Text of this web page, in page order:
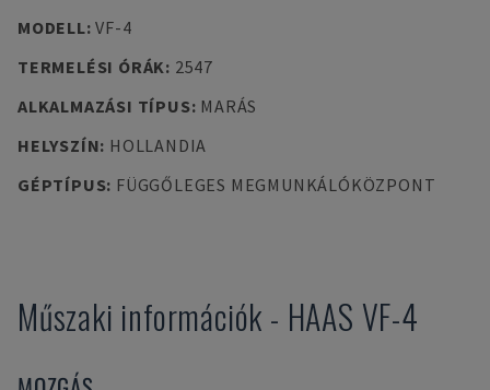
MODELL:VF-4
TERMELÉSI ÓRÁK: 2547
ALKALMAZÁSI TÍPUS: MARÁS
HELYSZÍN: HOLLANDIA
GÉPTÍPUS: FÜGGŐLEGES MEGMUNKÁLÓKÖZPONT
Műszaki információk - HAAS VF-4